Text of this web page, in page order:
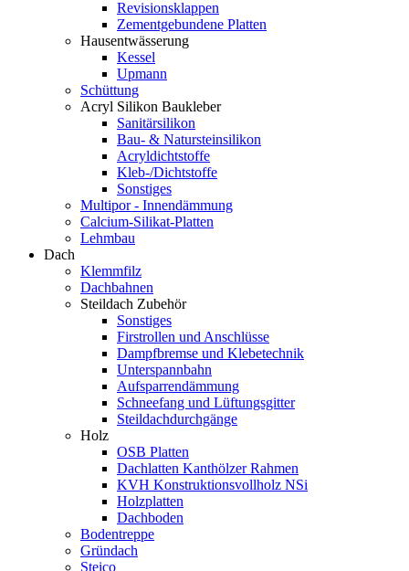
Revisionsklappen
Zementgebundene Platten
Hausentwässerung
Kessel
Upmann
Schüttung
Acryl Silikon Baukleber
Sanitärsilikon
Bau- & Natursteinsilikon
Acryldichtstoffe
Kleb-/Dichtstoffe
Sonstiges
Multipor - Innendämmung
Calcium-Silikat-Platten
Lehmbau
Dach
Klemmfilz
Dachbahnen
Steildach Zubehör
Sonstiges
Firstrollen und Anschlüsse
Dampfbremse und Klebetechnik
Unterspannbahn
Aufsparrendämmung
Schneefang und Lüftungsgitter
Steildachdurchgänge
Holz
OSB Platten
Dachlatten Kanthölzer Rahmen
KVH Konstruktionsvollholz NSi
Holzplatten
Dachboden
Bodentreppe
Gründach
Steico